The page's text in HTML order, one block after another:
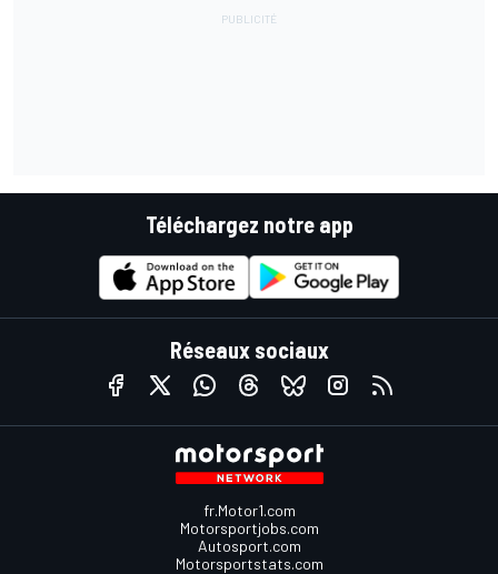
Téléchargez notre app
Réseaux sociaux
fr.Motor1.com
Motorsportjobs.com
Autosport.com
Motorsportstats.com